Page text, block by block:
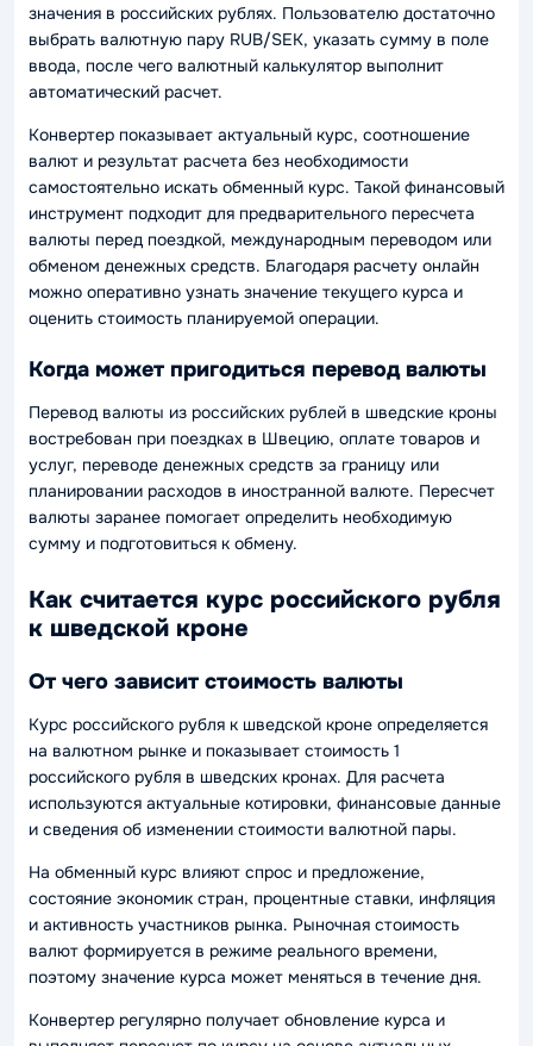
значения в российских рублях. Пользователю достаточно
выбрать валютную пару RUB/SEK, указать сумму в поле
ввода, после чего валютный калькулятор выполнит
автоматический расчет.
Конвертер показывает актуальный курс, соотношение
валют и результат расчета без необходимости
самостоятельно искать обменный курс. Такой финансовый
инструмент подходит для предварительного пересчета
валюты перед поездкой, международным переводом или
обменом денежных средств. Благодаря расчету онлайн
можно оперативно узнать значение текущего курса и
оценить стоимость планируемой операции.
Когда может пригодиться перевод валюты
Перевод валюты из российских рублей в шведские кроны
востребован при поездках в Швецию, оплате товаров и
услуг, переводе денежных средств за границу или
планировании расходов в иностранной валюте. Пересчет
валюты заранее помогает определить необходимую
сумму и подготовиться к обмену.
Как считается курс российского рубля
к шведской кроне
От чего зависит стоимость валюты
Курс российского рубля к шведской кроне определяется
на валютном рынке и показывает стоимость 1
российского рубля в шведских кронах. Для расчета
используются актуальные котировки, финансовые данные
и сведения об изменении стоимости валютной пары.
На обменный курс влияют спрос и предложение,
состояние экономик стран, процентные ставки, инфляция
и активность участников рынка. Рыночная стоимость
валют формируется в режиме реального времени,
поэтому значение курса может меняться в течение дня.
Конвертер регулярно получает обновление курса и